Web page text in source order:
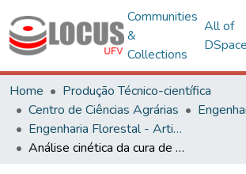
Communities
&
Collections
All of
DSpace
Home
Produção Técnico-científica
Centro de Ciências Agrárias
Engenharia Florestal - Artigos
Análise cinética da cura de adesivos de taninos das cascas de três espécies de eucalyptus por calorimetria diferencial exploratória (dsc)